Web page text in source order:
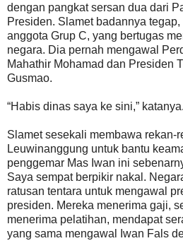
dengan pangkat sersan dua dari
Presiden. Slamet badannya
anggota Grup C, yang bertugas
negara. Dia pernah mengawal
Mahathir Mohamad dan Presiden
Gusmao.
“Habis dinas saya ke sini,” katanya.
Slamet sesekali membawa rekan-
Leuwinanggung untuk bantu
penggemar Mas Iwan ini
Saya sempat berpikir nakal.
ratusan tentara untuk mengawal
presiden. Mereka menerima gaji,
menerima pelatihan, mendapat
yang sama mengawal Iwan Fals